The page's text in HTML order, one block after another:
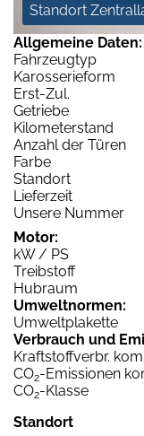
Standort
Allgemeine Daten:
Fahrzeugtyp
Karosserieform
Erst-Zul.
Getriebe
Kilometerstand
Anzahl der Türen
Farbe
Standort
Lieferzeit
Unsere Nummer
Motor:
kW / PS
Treibstoff
Hubraum
Umweltnormen:
Umweltplakette
Verbrauch und
Kraftstoffverbr.
CO2-Emissionen
CO2-Klasse
Standort